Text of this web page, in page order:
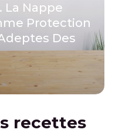
La Nappe
Protection
Des
recettes